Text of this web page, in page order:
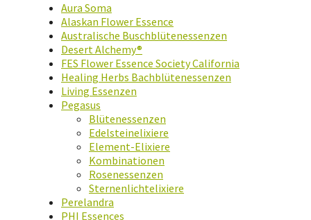
Aura Soma
Alaskan Flower Essence
Australische Buschblütenessenzen
Desert Alchemy®
FES Flower Essence Society California
Healing Herbs Bachblütenessenzen
Living Essenzen
Pegasus
Blütenessenzen
Edelsteinelixiere
Element-Elixiere
Kombinationen
Rosenessenzen
Sternenlichtelixiere
Perelandra
PHI Essences